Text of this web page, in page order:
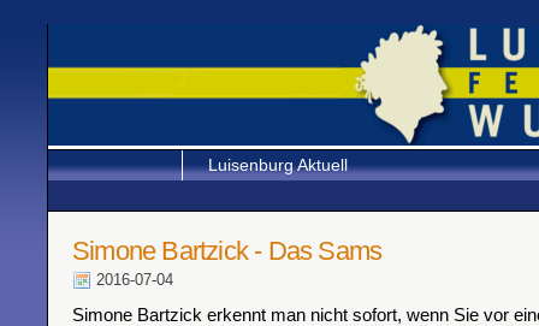
Luisenburg Aktuell
Simone Bartzick - Das Sams
2016-07-04
Simone Bartzick erkennt man nicht sofort, wenn Sie vor